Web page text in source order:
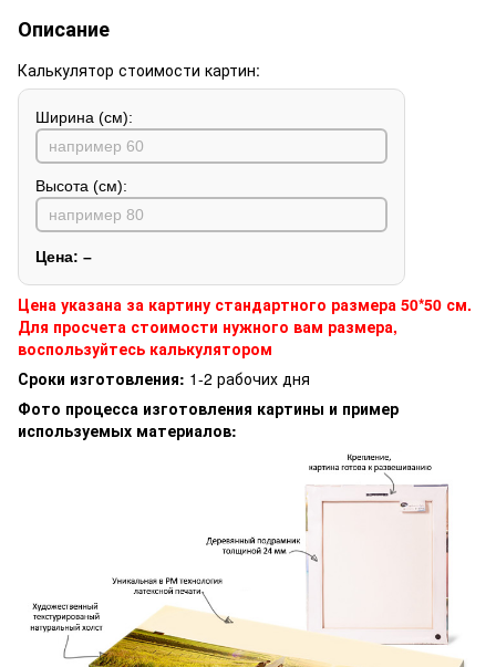
Описание
Калькулятор стоимости картин:
Ширина (см):
Высота (см):
Цена: –
Цена указана за картину стандартного размера 50*50 см.
Для просчета стоимости нужного вам размера,
воспользуйтесь калькулятором
Сроки изготовления: 1-2 рабочих дня
Фото процесса изготовления картины и пример
используемых материалов: